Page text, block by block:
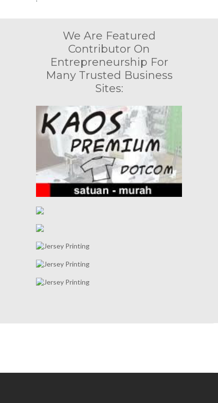
We Are Featured
Contributor On
Entrepreneurship For
Many Trusted Business
Sites: